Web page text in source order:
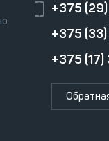
+375
+375
+375